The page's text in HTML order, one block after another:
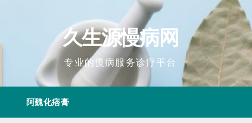
久生源慢病网
专业的慢病服务诊疗平台
阿魏化痞膏